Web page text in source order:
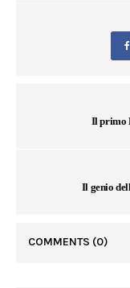
Il primo
Il genio
COMMENTS (0)